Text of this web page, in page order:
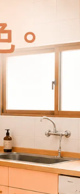
「 最高 」可以折抵紅利
款極淺色的水性調